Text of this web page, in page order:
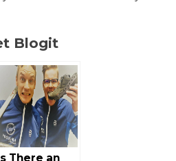
Blogit
Is There an